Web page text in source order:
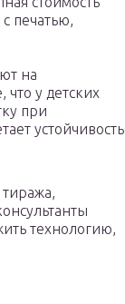
печатью,
на
у детских
при
устойчивость
технологию,